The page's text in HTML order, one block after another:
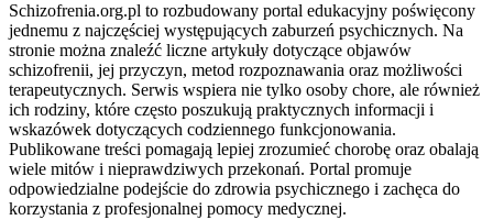
Schizofrenia.org.pl to rozbudowany portal edukacyjny poświęcony
jednemu z najczęściej występujących zaburzeń psychicznych. Na
stronie można znaleźć liczne artykuły dotyczące objawów
schizofrenii, jej przyczyn, metod rozpoznawania oraz możliwości
terapeutycznych. Serwis wspiera nie tylko osoby chore, ale również
ich rodziny, które często poszukują praktycznych informacji i
wskazówek dotyczących codziennego funkcjonowania.
Publikowane treści pomagają lepiej zrozumieć chorobę oraz obalają
wiele mitów i nieprawdziwych przekonań. Portal promuje
odpowiedzialne podejście do zdrowia psychicznego i zachęca do
korzystania z profesjonalnej pomocy medycznej.